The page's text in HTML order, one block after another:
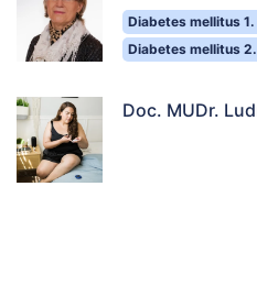
Diabetes mellitus
Diabetes mellitus
Doc. MUDr.